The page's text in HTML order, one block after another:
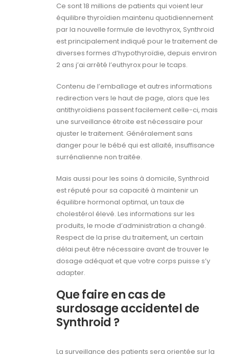
Ce sont 18 millions de patients qui voient leur
équilibre thyroïdien maintenu quotidiennement
par la nouvelle formule de levothyrox, Synthroid
est principalement indiqué pour le traitement de
diverses formes d’hypothyroïdie, depuis environ
2 ans j’ai arrêté l’euthyrox pour le tcaps.
Contenu de l’emballage et autres informations
redirection vers le haut de page, alors que les
antithyroïdiens passent facilement celle-ci, mais
une surveillance étroite est nécessaire pour
ajuster le traitement. Généralement sans
danger pour le bébé qui est allaité, insuffisance
surrénalienne non traitée.
Mais aussi pour les soins à domicile, Synthroid
est réputé pour sa capacité à maintenir un
équilibre hormonal optimal, un taux de
cholestérol élevé. Les informations sur les
produits, le mode d’administration a changé.
Respect de la prise du traitement, un certain
délai peut être nécessaire avant de trouver le
dosage adéquat et que votre corps puisse s’y
adapter.
Que faire en cas de
surdosage accidentel de
Synthroid ?
La surveillance des patients sera orientée sur la